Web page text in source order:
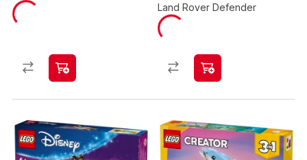
Land Rover Defender